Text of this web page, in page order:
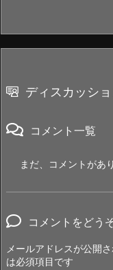
ディスカッシ
コメント一覧
まだ、コメントがあ
コメントをどう
メールアドレスが公開
は必須項目です